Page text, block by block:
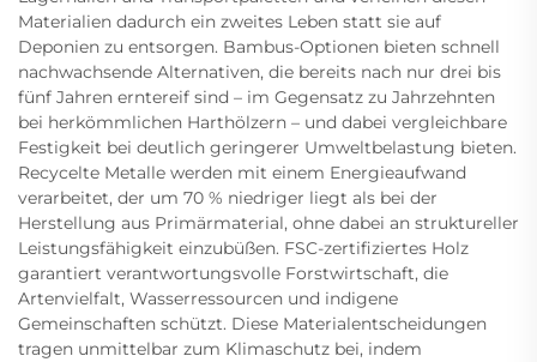
Materialien dadurch ein zweites Leben statt sie auf
Deponien zu entsorgen. Bambus-Optionen bieten schnell
nachwachsende Alternativen, die bereits nach nur drei bis
fünf Jahren erntereif sind – im Gegensatz zu Jahrzehnten
bei herkömmlichen Harthölzern – und dabei vergleichbare
Festigkeit bei deutlich geringerer Umweltbelastung bieten.
Recycelte Metalle werden mit einem Energieaufwand
verarbeitet, der um 70 % niedriger liegt als bei der
Herstellung aus Primärmaterial, ohne dabei an struktureller
Leistungsfähigkeit einzubüßen. FSC-zertifiziertes Holz
garantiert verantwortungsvolle Forstwirtschaft, die
Artenvielfalt, Wasserressourcen und indigene
Gemeinschaften schützt. Diese Materialentscheidungen
tragen unmittelbar zum Klimaschutz bei, indem